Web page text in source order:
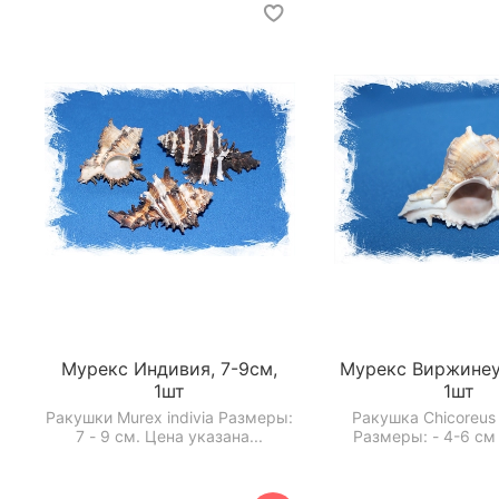
Мурекс Индивия, 7-9см,
1шт
Ракушки Murex indivia Размеры:
7 - 9 см. Цена указана...
Мурекс
1шт
Ракушка
Размеры: - 4-6 см